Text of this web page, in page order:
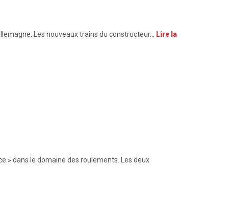
Les nouveaux trains du constructeur…
Lire la
» dans le domaine des roulements. Les deux